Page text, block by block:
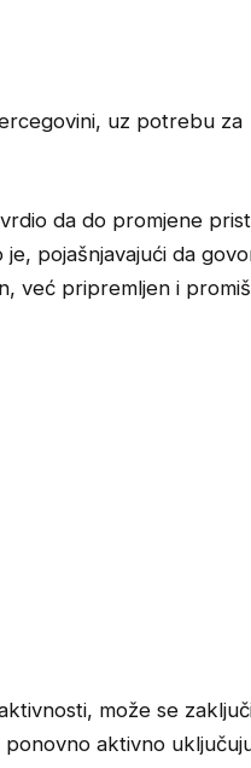
uz potrebu za
da do promjene
je, pojašnjavajući da
već pripremljen i
može se
ponovno aktivno